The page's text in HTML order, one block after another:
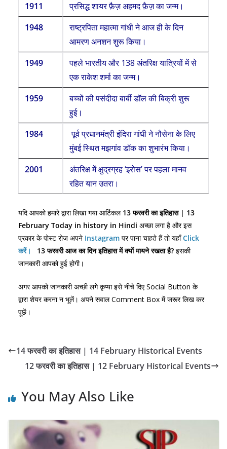
1911
प्रसिद्ध शायर फ़ैज़ अहमद फ़ैज़ का जन्म।
1948
राष्ट्रपिता महात्मा गांधी ने आज ही के दिन
आमरण अनशन शुरू किया।
1949
पहले भारतीय और 138 अंतरिक्ष यात्रियों में से
एक राकेश शर्मा का जन्म।
1959
बच्चों की पसंदीदा बार्बी डॉल की बिक्री शुरू
हुई।
1984
पूर्व प्रधानमंत्री इंदिरा गांधी ने नौसेना के लिए
मुंबई स्थित मझगांव डॉक का शुभारंभ किया।
2001
अंतरिक्ष में क्षुद्रग्रह ‘इरोस’ पर पहला मानव
रहित यान उतरा।
यदि आपको हमारे द्वारा लिखा गया आर्टिकल 13फरवरी का इतिहास | 13
February Today in history in Hindi अच्छा लगा है और इस
प्रकार के पोस्ट रोज अपने Instagram पर पाना चाहते हैं तो यहाँClick
करें।
13फरवरी आज का दिन इतिहास में क्यों मायने रखता है? इसकी
जानकारी आपको हुई होगी।
अगर आपको जानकारी अच्छी लगे कृप्या इसे नीचे दिए Social Button के
द्वारा शेयर करना न भूलें। अपने सवाल Comment Box में जरूर लिख कर
पूछें।
14 फरवरी का इतिहास | 14 February Historical Events
12 फरवरी का इतिहास | 12 February Historical Events
You May Also Like